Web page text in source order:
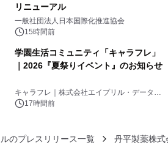
リニューアル
一般社団法人日本国際化推進協会
15時間前
学園生活コミュニティ「キャラフレ」
｜2026『夏祭りイベント』のお知らせ
キャラフレ｜株式会社エイプリル・データ・
デザインズ
17時間前
のプレスリリース一覧 丹平製薬株式